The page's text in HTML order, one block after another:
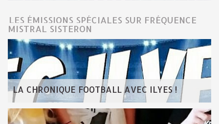
LES ÉMISSIONS SPÉCIALES SUR FRÉQUENCE
MISTRAL SISTERON
LA CHRONIQUE FOOTBALL AVEC ILYES !